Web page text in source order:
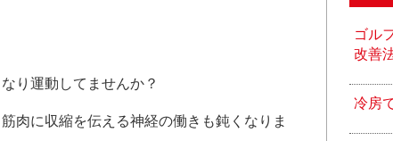
り運動してませんか？
肉に収縮を伝える神経の働きも鈍くなりま
ゴル
改善
冷房